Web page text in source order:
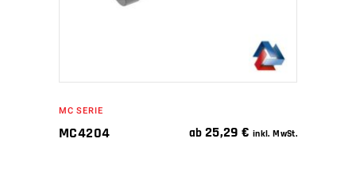
MC SERIE
MC4204 ab 25,29€ inkl. MwSt.